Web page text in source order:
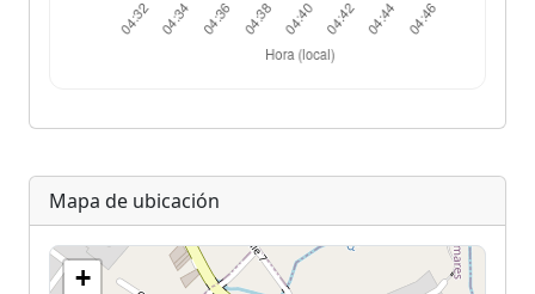
Mapa de ubicación
+